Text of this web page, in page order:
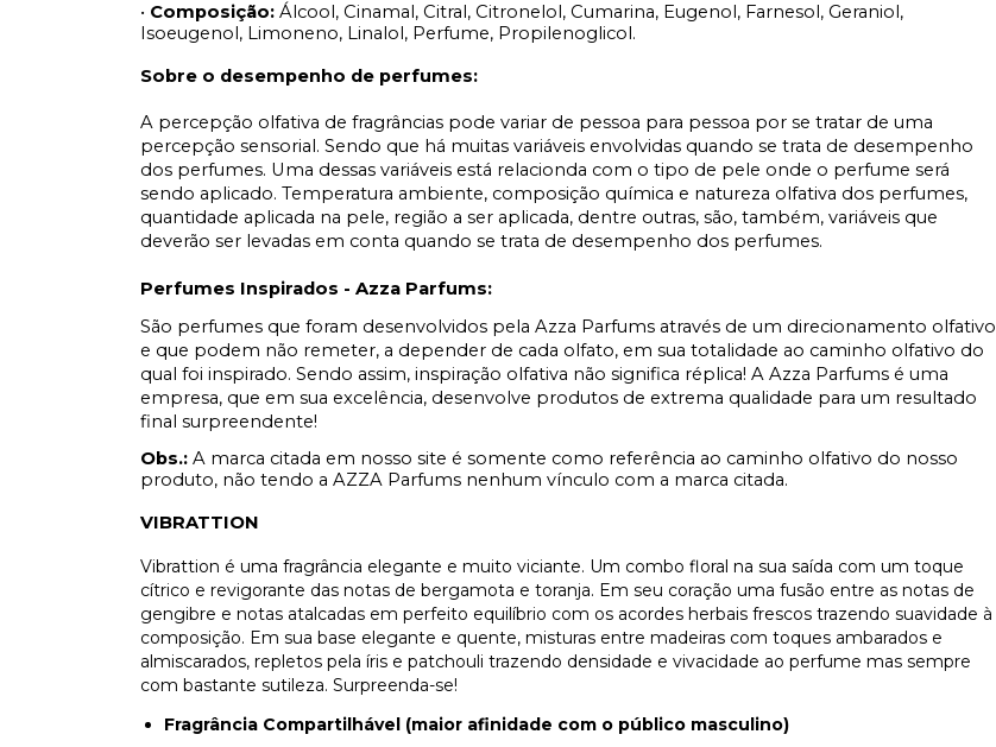
• Composição: Álcool, Cinamal, Citral, Citronelol, Cumarina, Eugenol, Farnesol, Geraniol,
Isoeugenol, Limoneno, Linalol, Perfume, Propilenoglicol.
Sobre o desempenho de perfumes:
A percepção olfativa de fragrâncias pode variar de pessoa para pessoa por se tratar de uma
percepção sensorial. Sendo que há muitas variáveis envolvidas quando se trata de desempenho
dos perfumes. Uma dessas variáveis está relacionda com o tipo de pele onde o perfume será
sendo aplicado. Temperatura ambiente, composição química e natureza olfativa dos perfumes,
quantidade aplicada na pele, região a ser aplicada, dentre outras, são, também, variáveis que
deverão ser levadas em conta quando se trata de desempenho dos perfumes.
Perfumes Inspirados - Azza Parfums:
São perfumes que foram desenvolvidos pela Azza Parfums através de um direcionamento olfativo
e que podem não remeter, a depender de cada olfato, em sua totalidade ao caminho olfativo do
qual foi inspirado. Sendo assim, inspiração olfativa não significa réplica! A Azza Parfums é uma
empresa, que em sua excelência, desenvolve produtos de extrema qualidade para um resultado
final surpreendente!
Obs.: A marca citada em nosso site é somente como referência ao caminho olfativo do nosso
produto, não tendo a AZZA Parfums nenhum vínculo com a marca citada.
VIBRATTION
Vibrattion é uma fragrância elegante e muito viciante. Um combo floral na sua saída com um toque
cítrico e revigorante das notas de bergamota e toranja. Em seu coração uma fusão entre as notas de
gengibre e notas atalcadas em perfeito equilíbrio com os acordes herbais frescos trazendo suavidade à
composição. Em sua base elegante e quente, misturas entre madeiras com toques ambarados e
almiscarados, repletos pela íris e patchouli trazendo densidade e vivacidade ao perfume mas sempre
com bastante sutileza. Surpreenda-se!
Fragrância Compartilhável (maior afinidade com o público masculino)